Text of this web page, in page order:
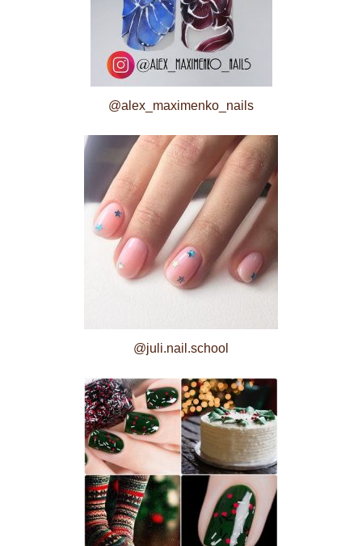
@alex_maximenko_nails
@juli.nail.school